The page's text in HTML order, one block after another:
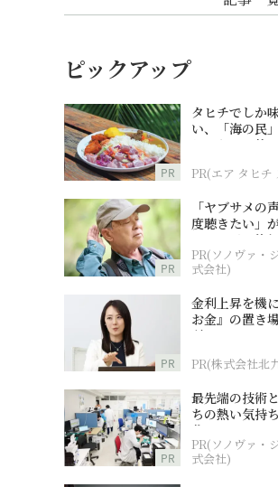
ピックアップ
PR
タヒチでしか
い、「海の民
とつながる旅
PR(エア タヒチ
PR
「ヤブサメの
度聴きたい」
ャレンジの後
PR(ソノヴァ・
式会社)
PR
金利上昇を機
お金』の置き
討
PR(株式会社北
PR
最先端の技術
ちの熱い気持
作られている
イド補聴器
PR(ソノヴァ・
式会社)